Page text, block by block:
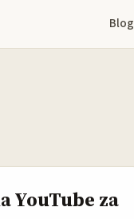
Blog
YouTube za